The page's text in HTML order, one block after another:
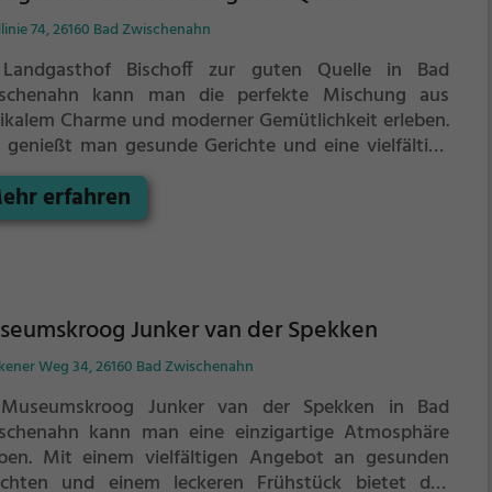
74, 26160 Bad Zwischenahn
Bischoff zur guten Quelle in Bad
kann man die perfekte Mischung aus
Charme und moderner Gemütlichkeit erleben.
genießt man gesunde Gerichte und eine vielfältige
an Getränken in gemütlicher Atmosphäre. Ob
ausgiebigen Brunch oder einem entspannten
für jeden Geschmack ist etwas dabei.
Auszeit vom Alltag zu nehmen. Der Landgasthof
zur guten Quelle ist die perfekte Adresse für
und Erholungssuchende in Bad Zwischenahn.
erfahren
Junker van der Spekken
Weg 34, 26160 Bad Zwischenahn
Junker van der Spekken in Bad
kann man eine einzigartige Atmosphäre
Mit einem vielfältigen Angebot an gesunden
und einem leckeren Frühstück bietet das